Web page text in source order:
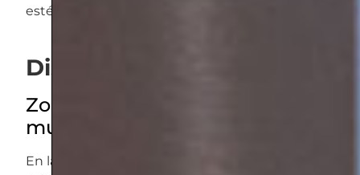
estética limpia y elegante.
Distribución de la cocina
Zona de columnas con un
mueble central
En la primera zona, hemos integrado una